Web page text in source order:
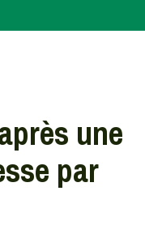
une
par